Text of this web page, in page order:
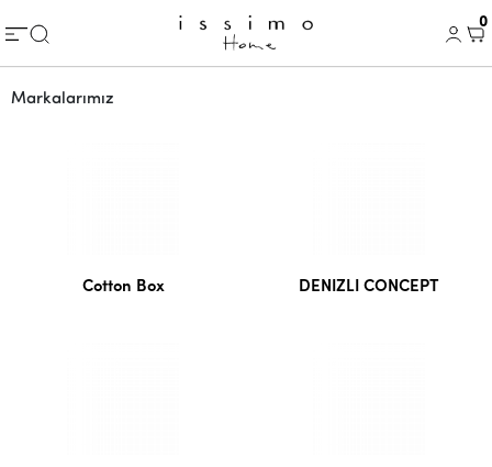
0
Markalarımız
Cotton Box DENIZLI CONCEPT